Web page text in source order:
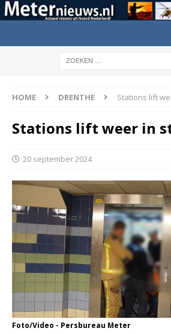
HOME DRENTHE Stations lift
Stations lift weer in
20 september 2024
Foto/Video - Persbureau Meter